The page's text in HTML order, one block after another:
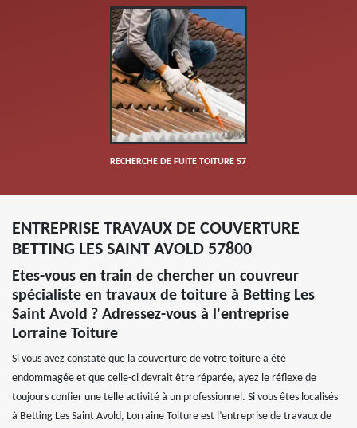
RECHERCHE DE FUITE TOITURE 57
ENTREPRISE TRAVAUX DE COUVERTURE
BETTING LES SAINT AVOLD 57800
Etes-vous en train de chercher un couvreur
spécialiste en travaux de toiture à Betting Les
Saint Avold ? Adressez-vous à l'entreprise
Lorraine Toiture
Si vous avez constaté que la couverture de votre toiture a été
endommagée et que celle-ci devrait être réparée, ayez le réflexe de
toujours confier une telle activité à un professionnel. Si vous êtes localisés
à Betting Les Saint Avold, Lorraine Toiture est l’entreprise de travaux de